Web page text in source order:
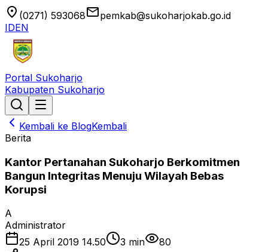
location_on (0271) 593068emailpemkab@sukoharjokab.go.id
IDEN
Portal Sukoharjo
Kabupaten Sukoharjo
Kembali ke BlogKembali
Berita
Kantor Pertanahan Sukoharjo Berkomitmen
Bangun Integritas Menuju Wilayah Bebas
Korupsi
A
Administrator
25 April 2019 14.50
3 min
80